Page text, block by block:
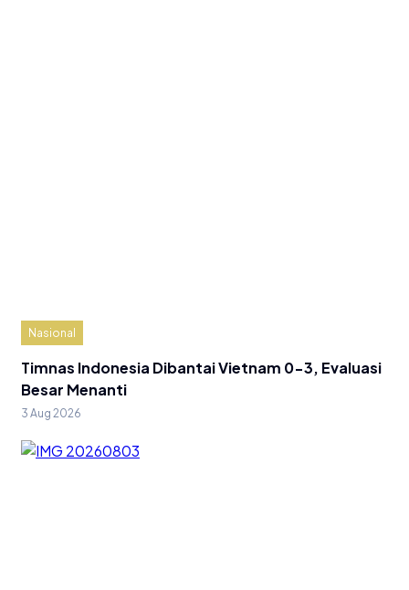
Nasional
Timnas Indonesia Dibantai Vietnam 0-3, Evaluasi
Besar Menanti
3 Aug 2026